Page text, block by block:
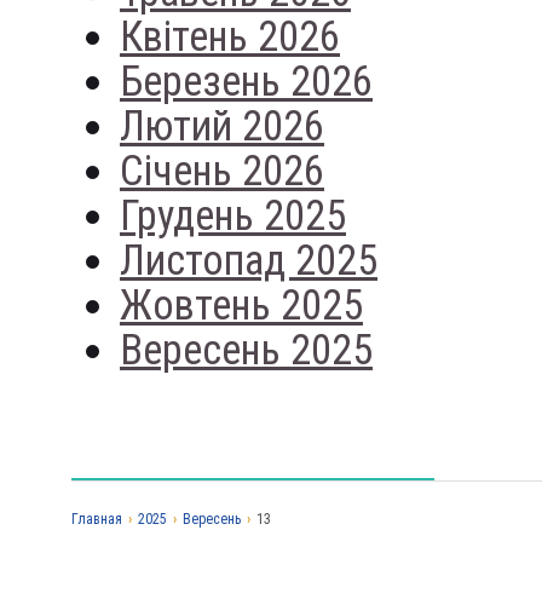
Квітень 2026
Березень 2026
Лютий 2026
Січень 2026
Грудень 2025
Листопад 2025
Жовтень 2025
Вересень 2025
Главная › 2025 › Вересень › 13